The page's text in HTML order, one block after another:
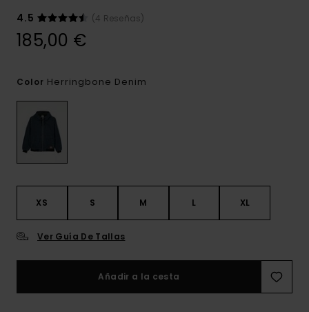
4.5
(4 Reseñas)
185,00 €
Color Herringbone Denim
XS S M L XL
Ver Guía De Tallas
Añadir a la cesta